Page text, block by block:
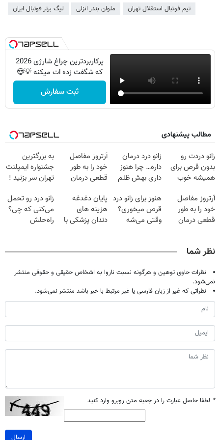
تیم فوتبال استقلال تهران ملوان بندر انزلی لیگ برتر فوتبال ایران
پرکاربردترین چراغ شارژی 2026
که شگفت زده ات میکنه 💡😍
ثبت سفارش
مطالب پیشنهادی
زانو دردت رو
بدون قرص برای
همیشه خوب
پرسش‌نامه)
زانو درد درمان
داره… چرا هنوز
داری بهش ظلم
آرتروز مفاصل
خود را به طور
قطعی درمان
◂پرسش‌نامه▸
به بزرگترین
جشنواره ایمپلنت
تهران سر بزنید !
میلیون !
آرتروز مفاصل
خود را به طور
قطعی درمان
هنوز برای زانو درد
قرص میخوری؟
وقتی می‌شه
پایان دغدغه
هزینه های
دندان پزشکی با
زانو درد رو تحمل
می‌کنی که چی؟
راه‌حلش
نظر شما
نظرات حاوی توهین و هرگونه نسبت ناروا به اشخاص حقیقی و حقوقی منتشر
نمی‌شود.
نظراتی که غیر از زبان فارسی یا غیر مرتبط با خبر باشد منتشر نمی‌شود.
* لطفا حاصل عبارت را در جعبه متن روبرو وارد کنید
ارسال